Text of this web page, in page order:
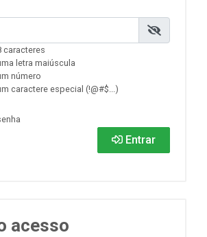
caracteres
letra maiúscula
número
caractere especial (!@#$...)
Entrar
acesso